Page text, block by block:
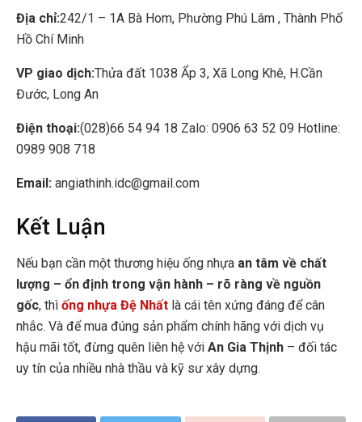
Địa chỉ:242/1 – 1A Bà Hom, Phường Phú Lâm , Thành Phố
Hồ Chí Minh
VP giao dịch:Thửa đất 1038 Ẩp 3, Xã Long Khê, H.Cần
Đước, Long An
Điện thoại:(028)66 54 94 18 Zalo: 0906 63 52 09 Hotline:
0989 908 718
Email: angiathinh.idc@gmail.com
Kết Luận
Nếu bạn cần một thương hiệu ống nhựa an tâm về chất
lượng – ổn định trong vận hành – rõ ràng về nguồn
gốc, thì ống nhựa Đệ Nhất là cái tên xứng đáng để cân
nhắc. Và để mua đúng sản phẩm chính hãng với dịch vụ
hậu mãi tốt, đừng quên liên hệ với An Gia Thịnh – đối tác
uy tín của nhiều nhà thầu và kỹ sư xây dựng.